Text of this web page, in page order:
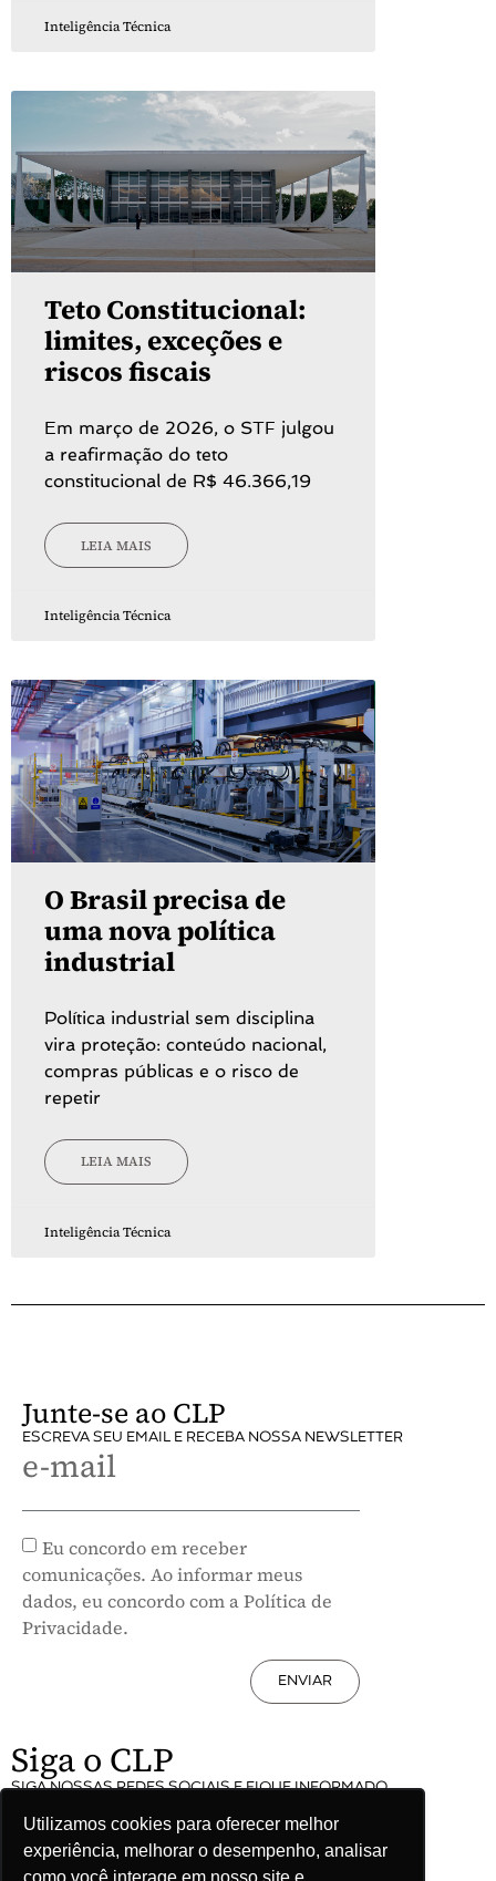
Utilizamos cookies para oferecer melhor
experiência, melhorar o desempenho, analisar
Inteligência Técnica
Teto Constitucional:
limites, exceções e
riscos fiscais
Em março de 2026, o STF julgou
a reafirmação do teto
constitucional de R$ 46.366,19
LEIA MAIS
Inteligência Técnica
O Brasil precisa de
uma nova política
industrial
Política industrial sem disciplina
vira proteção: conteúdo nacional,
compras públicas e o risco de
repetir
LEIA MAIS
Inteligência Técnica
Junte-se ao CLP
ESCREVA SEU EMAIL E RECEBA NOSSA NEWSLETTER
e-mail
Eu concordo em receber
comunicações. Ao informar meus
dados, eu concordo com a Política de
Privacidade.
ENVIAR
Siga o CLP
SIGA NOSSAS REDES SOCIAIS E FIQUE INFORMADO